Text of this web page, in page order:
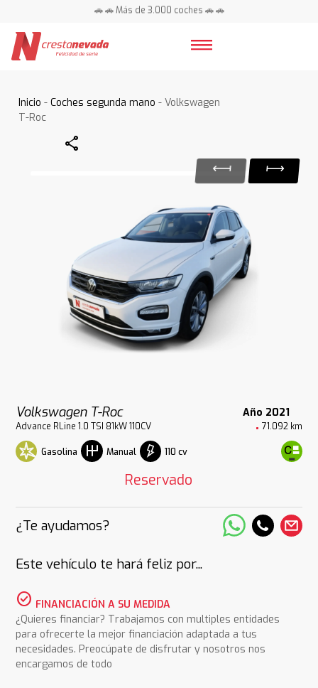
🚗 🚗 Más de 3.000 coches 🚗 🚗
Inicio -Coches segunda mano - Volkswagen
T-Roc
Share
Volkswagen T-Roc Año 2021
Advance RLine 1.0 TSI 81kW 110CV 71.092 km
Gasolina Manual 110 cv
Reservado
¿Te ayudamos?
Este vehículo te hará feliz por...
check_circle FINANCIACIÓN A SU MEDIDA
¿Quieres financiar? Trabajamos con multiples entidades
para ofrecerte la mejor financiación adaptada a tus
necesidades. Preocúpate de disfrutar y nosotros nos
encargamos de todo